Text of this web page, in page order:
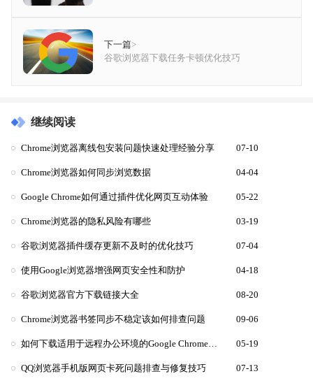
下一篇>
谷歌浏览器下载任务卡顿优化技巧
继续阅读
Chrome浏览器离线包安装问题快速处理经验分享 07-10
Chrome浏览器如何同步浏览数据 04-04
Google Chrome如何通过插件优化网页互动体验 05-22
Chrome浏览器的隐私风险有哪些 03-19
谷歌浏览器插件缓存更新不及时的优化技巧 07-04
使用Google浏览器增强网页安全性和防护 04-18
谷歌浏览器官方下载链接大全 08-20
Chrome浏览器书签同步不稳定该如何排查问题 09-06
05-19
QQ浏览器手机版网页卡死问题排查与修复技巧 07-13